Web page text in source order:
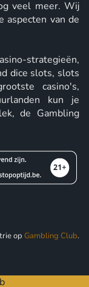
veel meer. Wij
aspecten van de
strategieën,
dice slots, slots
casino's,
kun je
de Gambling
op Gambling Club.